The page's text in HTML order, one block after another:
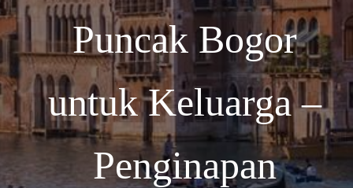
Puncak Bogor
untuk Keluarga –
Penginapan